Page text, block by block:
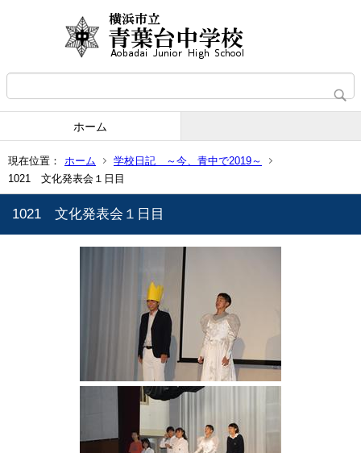
ホーム
現在位置： ホーム
学校日記 ～今、青中で2019～
1021 文化発表会１日目
1021 文化発表会１日目